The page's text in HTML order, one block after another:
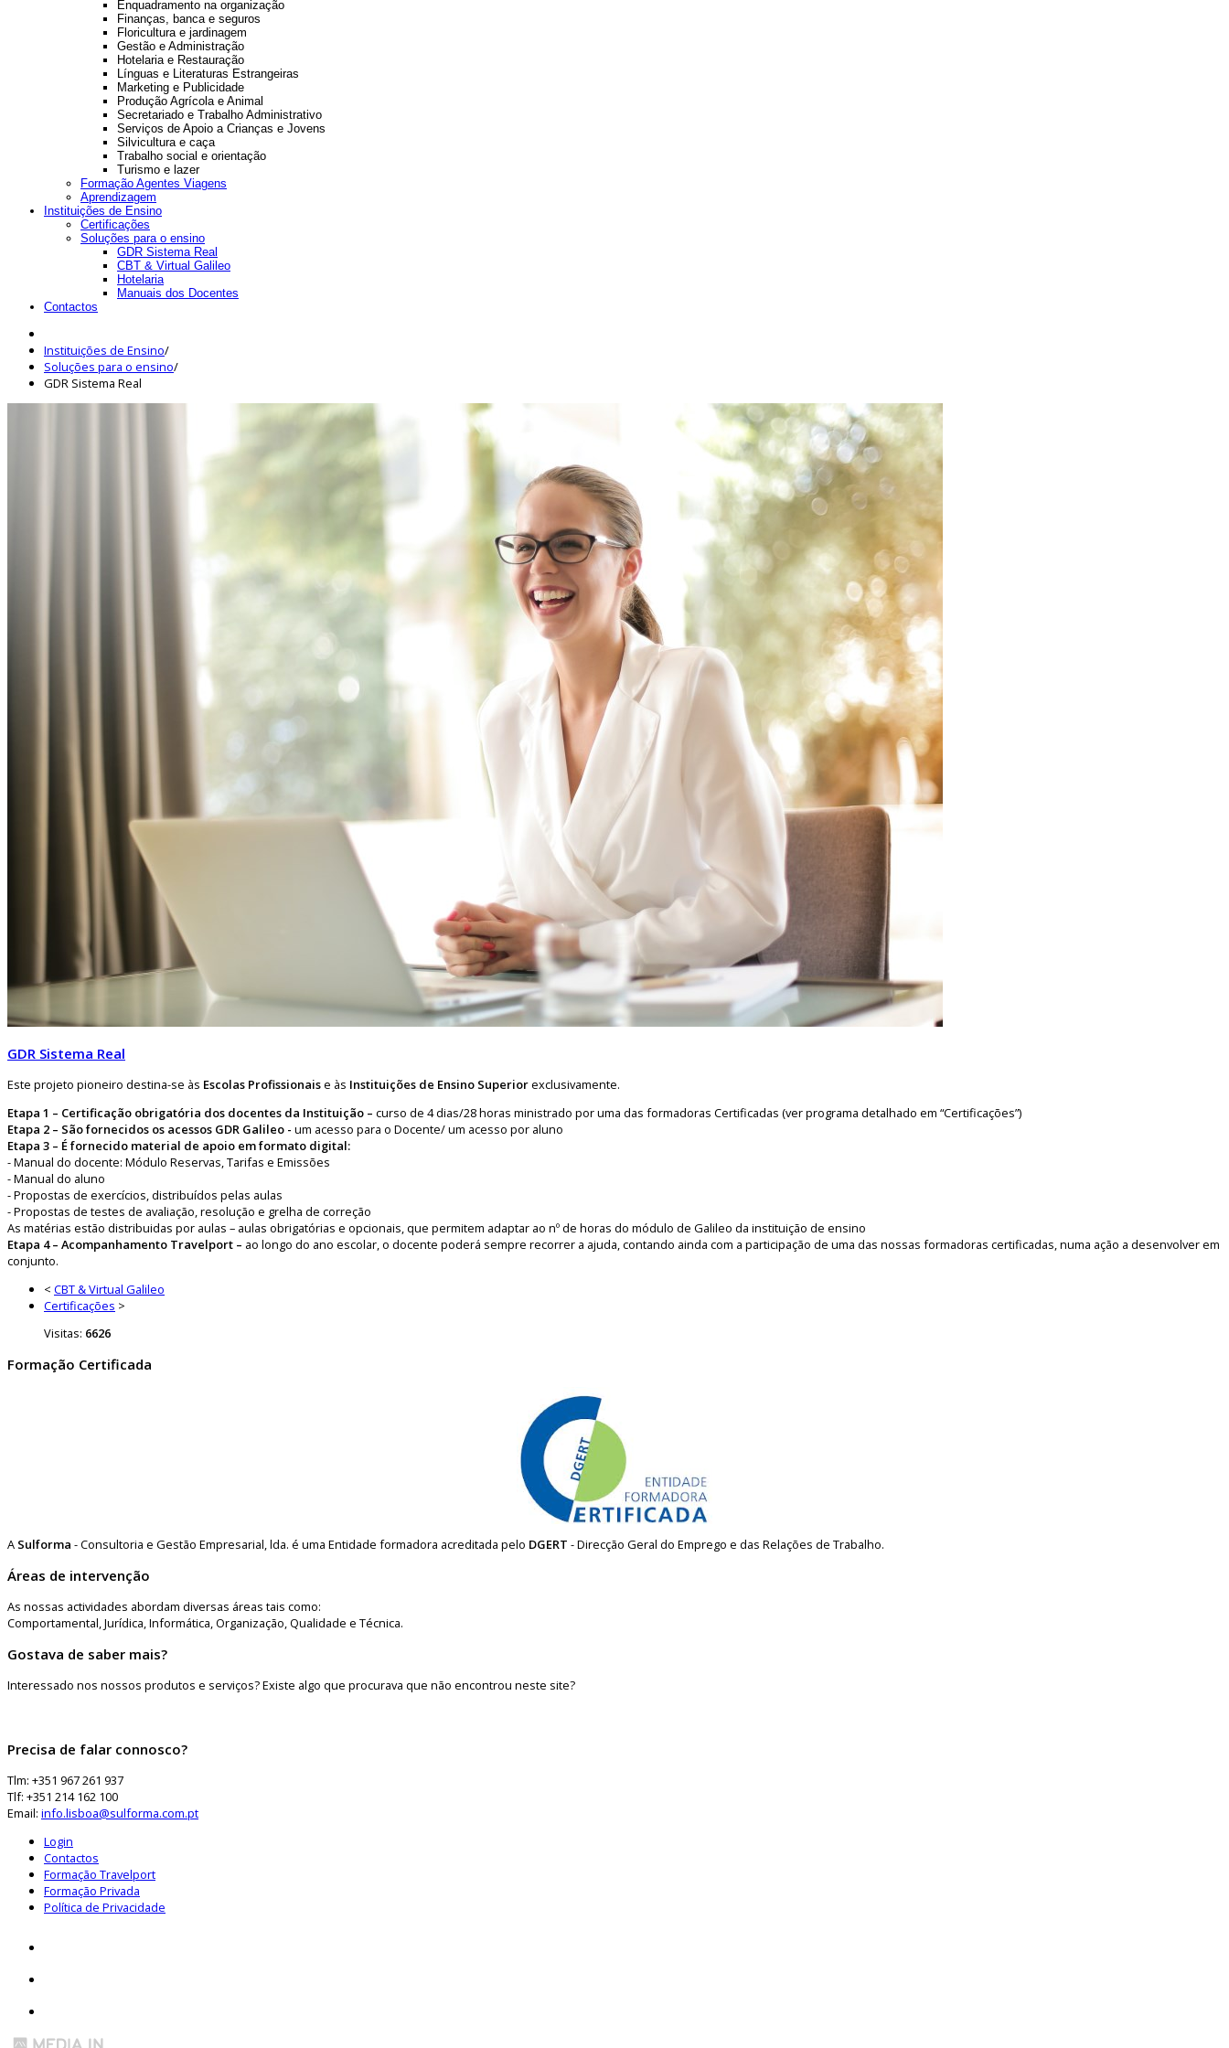
Enquadramento na organização
Finanças, banca e seguros
Floricultura e jardinagem
Gestão e Administração
Hotelaria e Restauração
Línguas e Literaturas Estrangeiras
Marketing e Publicidade
Produção Agrícola e Animal
Secretariado e Trabalho Administrativo
Serviços de Apoio a Crianças e Jovens
Silvicultura e caça
Trabalho social e orientação
Turismo e lazer
Formação Agentes Viagens
Aprendizagem
Instituições de Ensino
Certificações
Soluções para o ensino
GDR Sistema Real
CBT & Virtual Galileo
Hotelaria
Manuais dos Docentes
Contactos
Instituições de Ensino/
Soluções para o ensino/
GDR Sistema Real
GDR Sistema Real
Este projeto pioneiro destina-se às Escolas Profissionaise às Instituições de Ensino Superiorexclusivamente.
Etapa 1 – Certificação obrigatória dos docentes da Instituição – curso de 4 dias/28 horas ministrado por uma das formadoras Certificadas (ver programa detalhado em “Certificações”)
Etapa 2 – São fornecidos os acessos GDR Galileo - um acesso para o Docente/ um acesso por aluno
Etapa 3 – É fornecido material de apoio em formato digital:
- Manual do docente: Módulo Reservas, Tarifas e Emissões
- Manual do aluno
- Propostas de exercícios, distribuídos pelas aulas
- Propostas de testes de avaliação, resolução e grelha de correção
As matérias estão distribuidas por aulas – aulas obrigatórias e opcionais, que permitem adaptar ao nº de horas do módulo de Galileo da instituição de ensino
Etapa 4 – Acompanhamento Travelport – ao longo do ano escolar, o docente poderá sempre recorrer a ajuda, contando ainda com a participação de uma das nossas formadoras certificadas, numa ação a desenvolver em
conjunto.
< CBT & Virtual Galileo
Certificações >
Visitas: 6626
Formação Certificada
A Sulforma - Consultoria e Gestão Empresarial, lda. é uma Entidade formadora acreditada pelo DGERT - Direcção Geral do Emprego e das Relações de Trabalho.
Áreas de intervenção
As nossas actividades abordam diversas áreas tais como:
Comportamental, Jurídica, Informática, Organização, Qualidade e Técnica.
Gostava de saber mais?
Interessado nos nossos produtos e serviços? Existe algo que procurava que não encontrou neste site?
Precisa de falar connosco?
Tlm: +351 967 261 937
Tlf: +351 214 162 100
Email: info.lisboa@sulforma.com.pt
Login
Contactos
Formação Travelport
Formação Privada
Política de Privacidade